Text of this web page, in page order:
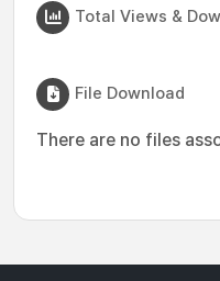
Total Views &
File Download
There are no files